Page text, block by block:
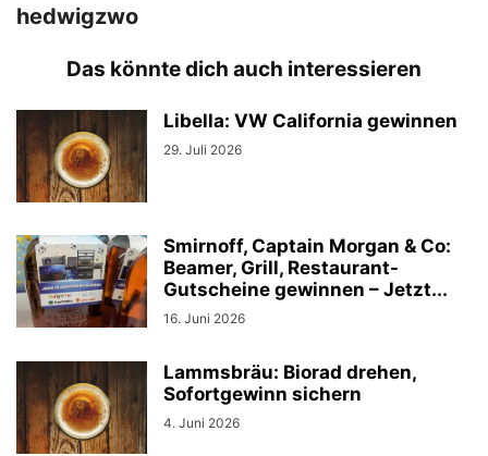
hedwigzwo
Das könnte dich auch interessieren
Libella: VW California gewinnen
29. Juli 2026
Smirnoff, Captain Morgan & Co:
Beamer, Grill, Restaurant-
Gutscheine gewinnen – Jetzt...
16. Juni 2026
Lammsbräu: Biorad drehen,
Sofortgewinn sichern
4. Juni 2026